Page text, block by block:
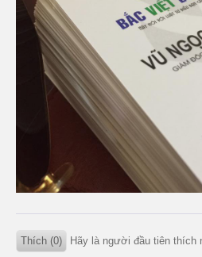
Thích (0) Hãy là người đầu tiên thích